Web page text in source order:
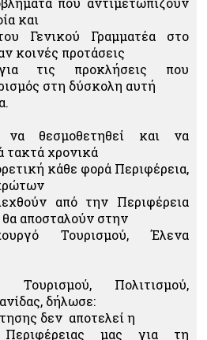
και
Γενικού Γραμματέα στο
κοινές προτάσεις
τις προκλήσεις που
στη δύσκολη αυτή
θεσμοθετηθεί και να
τακτά χρονικά
κάθε φορά Περιφέρεια,
από την Περιφέρεια
αποσταλούν στην
Τουρισμού, Έλενα
Τουρισμού, Πολιτισμού,
δήλωσε:
δεν αποτελεί η
μας για τη